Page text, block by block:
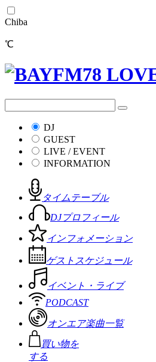
Chiba
℃
DJ
GUEST
LIVE / EVENT
INFORMATION
タイムテーブル
DJプロフィール
インフォメーション
ゲストスケジュール
イベント・ライブ
PODCAST
オンエア楽曲一覧
買い物を
する